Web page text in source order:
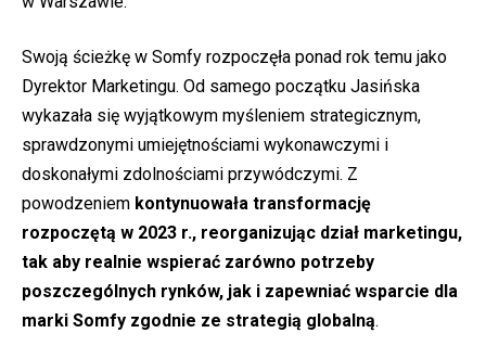
Swoją ścieżkę w Somfy rozpoczęła ponad rok temu jako
Dyrektor Marketingu. Od samego początku Jasińska
wykazała się wyjątkowym myśleniem strategicznym,
sprawdzonymi umiejętnościami wykonawczymi i
doskonałymi zdolnościami przywódczymi. Z
powodzeniem kontynuowała transformację
rozpoczętą w 2023 r., reorganizując dział marketingu,
tak aby realnie wspierać zarówno potrzeby
poszczególnych rynków, jak i zapewniać wsparcie dla
marki Somfy zgodnie ze strategią globalną.